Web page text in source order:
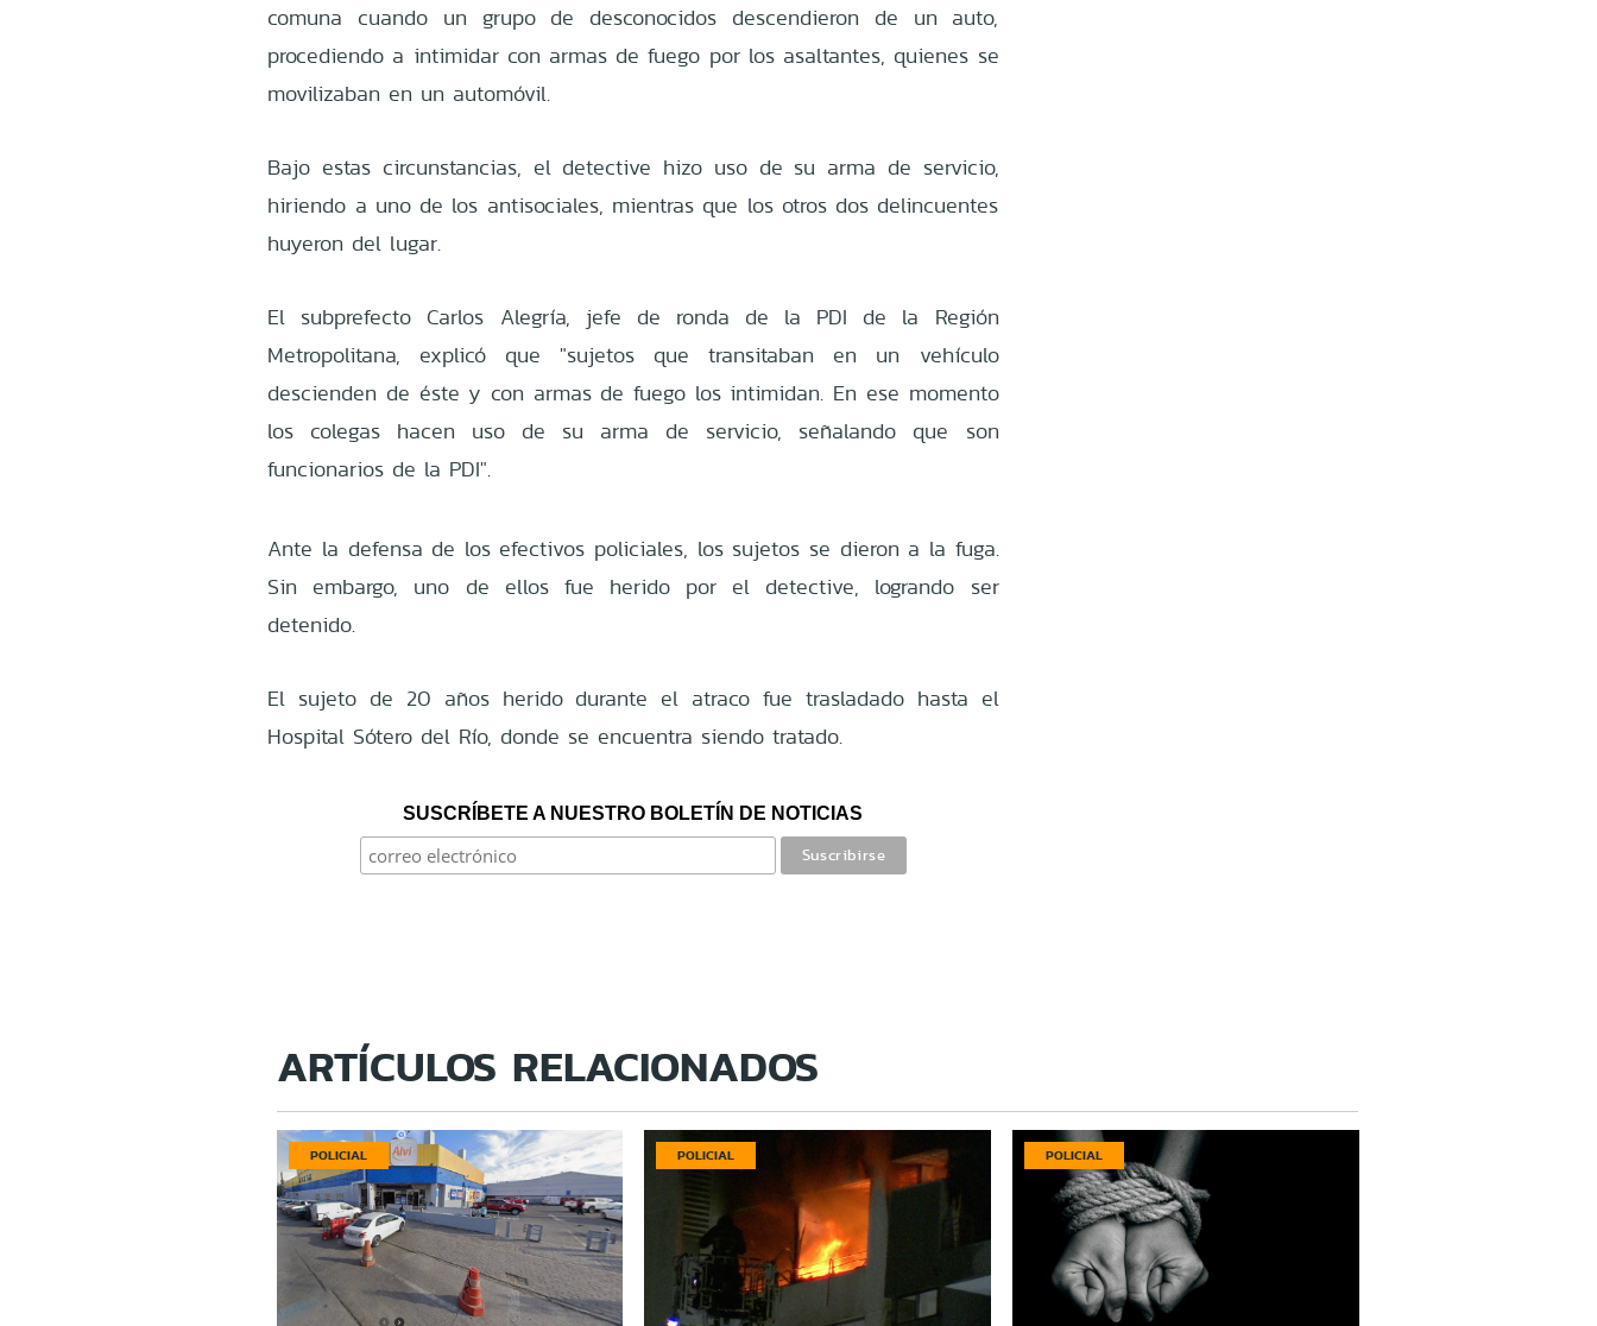
comuna cuando un grupo de desconocidos descendieron de un auto,
procediendo a intimidar con armas de fuego por los asaltantes, quienes se
movilizaban en un automóvil.
Bajo estas circunstancias, el detective hizo uso de su arma de servicio,
hiriendo a uno de los antisociales, mientras que los otros dos delincuentes
huyeron del lugar.
El subprefecto Carlos Alegría, jefe de ronda de la PDI de la Región
Metropolitana, explicó que "sujetos que transitaban en un vehículo
descienden de éste y con armas de fuego los intimidan. En ese momento
los colegas hacen uso de su arma de servicio, señalando que son
funcionarios de la PDI".
Ante la defensa de los efectivos policiales, los sujetos se dieron a la fuga.
Sin embargo, uno de ellos fue herido por el detective, logrando ser
detenido.
El sujeto de 20 años herido durante el atraco fue trasladado hasta el
Hospital Sótero del Río, donde se encuentra siendo tratado.
SUSCRÍBETE A NUESTRO BOLETÍN DE NOTICIAS
ARTÍCULOS RELACIONADOS
POLICIAL POLICIAL POLICIAL